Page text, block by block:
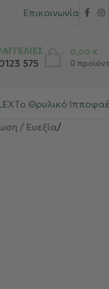
Επικοινωνία
575 0
0,00 €
Το Θρυλικό
/ Ευεξία/